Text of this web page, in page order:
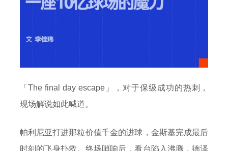
「The final day escape」，对于保级成功的热刺，
现场解说如此喊道。
帕利尼亚打进那粒价值千金的进球，金斯基完成最后
时刻的飞身扑救。终场哨响后，看台陷入沸腾，德泽